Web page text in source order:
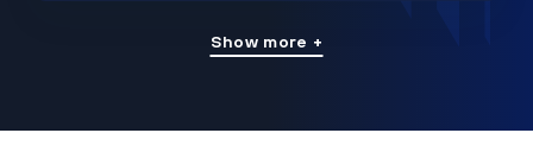
Show more +